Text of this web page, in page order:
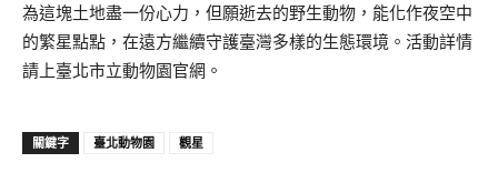
為這塊土地盡一份心力，但願逝去的野生動物，能化作夜空中
的繁星點點，在遠方繼續守護臺灣多樣的生態環境。活動詳情
請上臺北市立動物園官網。
關鍵字 臺北動物園 觀星